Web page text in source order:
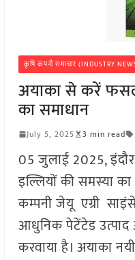
कृषि कंपनी समाचार (INDUSTRY
अयाका से करें
का समाधान
July 5, 2025 3 min read
05 जुलाई 2025,
इल्लियों की समस्या
कम्पनी जेयू एग्री
आधुनिक पेटेंटेड उत्पाद
करवाया है। अयाका